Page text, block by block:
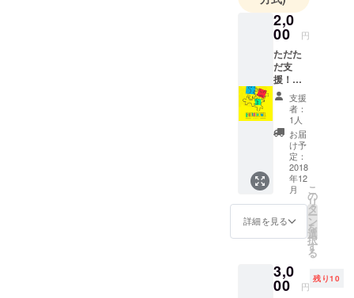
メンバーは9
人で構成さ
れており、
これから
様々な企画
を考えてい
ます。
まだチャン
ネル登録も
200人も
満たないで
すが、これ
から新しい
イルを提供
できるよう
2,0
00 円
ただた
だ支
援！
（感謝
のメッ
セージ
をお送
りしま
す！）
サシ飲
みがし
たいで
す。 厚
かまし
いです
が、よ
お願い
申し上
げま
支援
者：
1人
お届
け予
定：
2018
年12
月
詳細を見る
こ
の
リ
タ
ー
ン
を
選
択
す
る
3,0
00 円
残り10